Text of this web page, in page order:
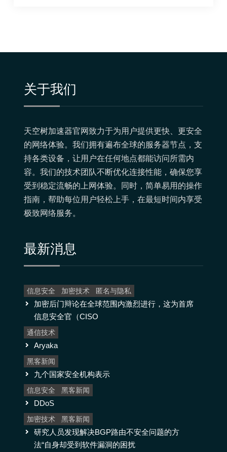
关于我们
天空树加速器官网致力于为用户提供更快、更安全
的网络体验。我们拥有遍布全球的服务器节点，支
持各类设备，让用户在任何地点都能访问所需内
容。我们的技术团队不断优化连接性能，确保您享
受到稳定流畅的上网体验。同时，简单易用的操作
指南，帮助每位用户轻松上手，在最短时间内享受
极致网络服务。
最新消息
信息安全 加密技术 匿名与隐私
加密后门辩论在全球范围内激烈进行，这为首席
信息安全官（CISO
通信技术
Aryaka
黑客新闻
九个国家安全机构表示
信息安全 黑客新闻
DDoS
加密技术 黑客新闻
研究人员发现解决BGP路由不安全问题的方
法“自身却受到软件漏洞的困扰